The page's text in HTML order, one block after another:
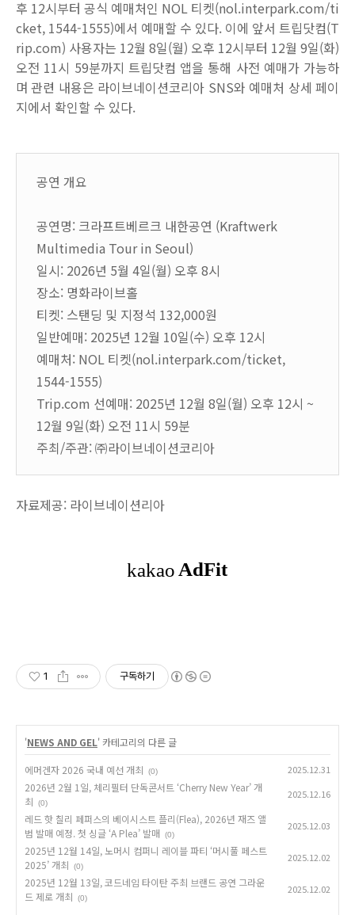
후 12시부터 공식 예매처인 NOL 티켓(nol.interpark.com/ti
cket, 1544-1555)에서 예매할 수 있다. 이에 앞서 트립닷컴(T
rip.com) 사용자는 12월 8일(월) 오후 12시부터 12월 9일(화)
오전 11시 59분까지 트립닷컴 앱을 통해 사전 예매가 가능하
며 관련 내용은 라이브네이션코리아 SNS와 예매처 상세 페이
지에서 확인할 수 있다.
공연 개요
공연명: 크라프트베르크 내한공연 (Kraftwerk
Multimedia Tour in Seoul)
일시: 2026년 5월 4일(월) 오후 8시
장소: 명화라이브홀
티켓: 스탠딩 및 지정석 132,000원
일반예매: 2025년 12월 10일(수) 오후 12시
예매처: NOL 티켓(nol.interpark.com/ticket,
1544-1555)
Trip.com 선예매: 2025년 12월 8일(월) 오후 12시 ~
12월 9일(화) 오전 11시 59분
주최/주관: ㈜라이브네이션코리아
자료제공: 라이브네이션리아
1 구독하기
'NEWS AND GEL' 카테고리의 다른 글
에머겐자 2026 국내 예선 개최 (0) 2025.12.31
2026년 2월 1일, 체리필터 단독콘서트 ‘Cherry New Year’ 개
최
(0)
2025.12.16
레드 핫 칠리 페퍼스의 베이시스트 플리(Flea), 2026년 재즈 앨
범 발매 예정. 첫 싱글 ‘A Plea’ 발매
(0)
2025.12.03
2025년 12월 14일, 노머시 컴퍼니 레이블 파티 ‘머시풀 페스트
2025’ 개최
(0)
2025.12.02
2025년 12월 13일, 코드네임 타이탄 주최 브랜드 공연 그라운
드 제로 개최
(0)
2025.12.02